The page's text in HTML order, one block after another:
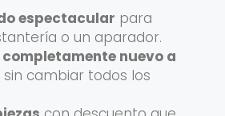
espectacular para
o un aparador.
nuevo a
sin cambiar todos los